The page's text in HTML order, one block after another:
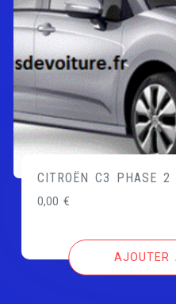
CITROËN C3 PHASE 2
0,00€
AJOUTER